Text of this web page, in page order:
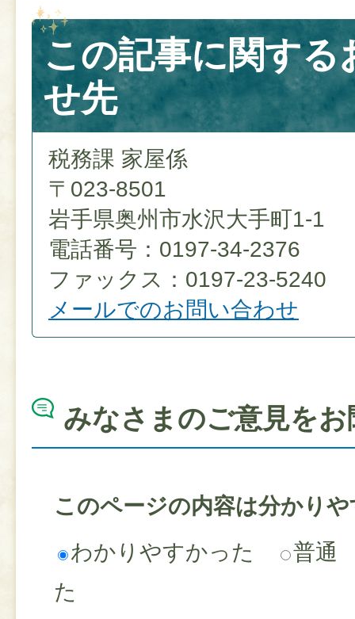
この記事に関する
せ先
税務課 家屋係
〒023-8501
岩手県奥州市水沢大手町1-1
電話番号：0197-34-2376
ファックス：0197-23-5240
メールでのお問い合わせ
みなさまのご意見を
このページの内容は分かり
わかりやすかった
普通
た